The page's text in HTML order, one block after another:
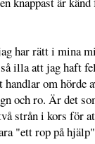
har rätt i mina
illa att jag haft
handlar om
och ro. Är det
strån i kors för
"ett rop på